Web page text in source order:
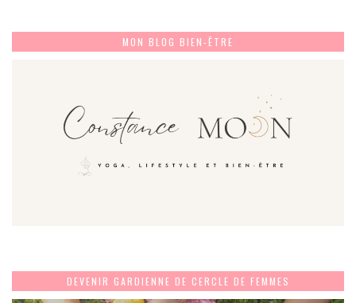
MON BLOG BIEN-ÊTRE
DEVENIR GARDIENNE DE CERCLE DE FEMMES